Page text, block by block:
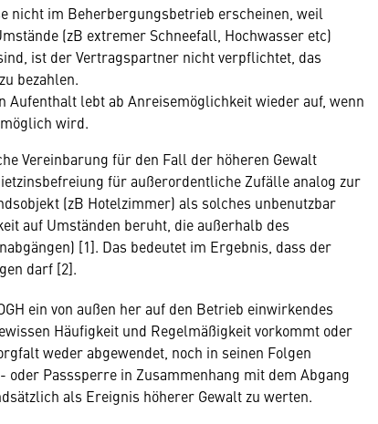
nicht im Beherbergungsbetrieb erscheinen, weil
(zB extremer Schneefall, Hochwasser etc)
ist der Vertragspartner nicht verpflichtet, das
bezahlen.
lebt ab Anreisemöglichkeit wieder auf, wenn
wird.
Vereinbarung für den Fall der höheren Gewalt
für außerordentliche Zufälle analog zur
(zB Hotelzimmer) als solches unbenutzbar
auf Umständen beruht, die außerhalb des
[1]. Das bedeutet im Ergebnis, dass der
darf [2].
ein von außen her auf den Betrieb einwirkendes
Häufigkeit und Regelmäßigkeit vorkommt oder
weder abgewendet, noch in seinen Folgen
Passsperre in Zusammenhang mit dem Abgang
als Ereignis höherer Gewalt zu werten.